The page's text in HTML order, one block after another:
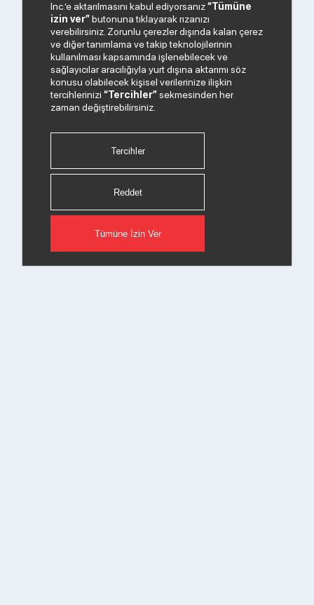
Inc.’e aktarılmasını kabul ediyorsanız“Tümüne
izin ver”butonuna tıklayarak rızanızı
verebilirsiniz. Zorunlu çerezler dışında kalan çerez
ve diğer tanımlama ve takip teknolojilerinin
kullanılması kapsamında işlenebilecek ve
sağlayıcılar aracılığıyla yurt dışına aktarımı söz
konusu olabilecek kişisel verilerinize ilişkin
tercihlerinizi“Tercihler”sekmesinden her
zaman değiştirebilirsiniz.
Tercihler
Reddet
Tümüne İzin Ver